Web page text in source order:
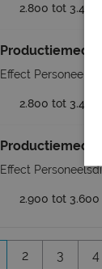
2.800 tot 3.400
Effect
2.800 tot 3.400
Effect
2.900 tot 3.600
2 3 4